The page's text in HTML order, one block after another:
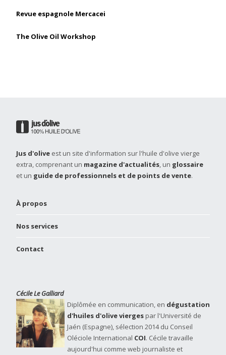
Revue espagnole Mercacei
The Olive Oil Workshop
Jus d'olive est un site d'information sur l'huile d'olive vierge
extra, comprenant un magazine d'actualités, un glossaire
et un guide de professionnels et de points de vente.
À propos
Nos services
Contact
Cécile Le Galliard
Diplômée en communication, en dégustation
d'huiles d'olive vierges par l'Université de
Jaén (Espagne), sélection 2014 du Conseil
Oléciole International COI. Cécile travaille
aujourd'hui comme web journaliste et